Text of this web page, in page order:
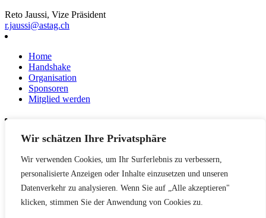
Wir schätzen Ihre Privatsphäre
Wir verwenden Cookies, um Ihr Surferlebnis zu verbessern,
personalisierte Anzeigen oder Inhalte einzusetzen und unseren
Datenverkehr zu analysieren. Wenn Sie auf „Alle akzeptieren"
klicken, stimmen Sie der Anwendung von Cookies zu.
Reto Jaussi, Vize Präsident
r.jaussi@astag.ch
Home
Handshake
Organisation
Sponsoren
Mitglied werden
News
Netzwerk
Kontakt